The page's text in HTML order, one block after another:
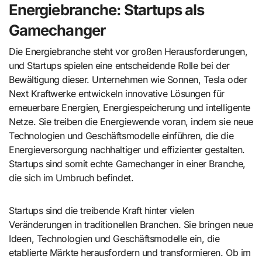
Energiebranche: Startups als
Gamechanger
Die Energiebranche steht vor großen Herausforderungen,
und Startups spielen eine entscheidende Rolle bei der
Bewältigung dieser. Unternehmen wie Sonnen, Tesla oder
Next Kraftwerke entwickeln innovative Lösungen für
erneuerbare Energien, Energiespeicherung und intelligente
Netze. Sie treiben die Energiewende voran, indem sie neue
Technologien und Geschäftsmodelle einführen, die die
Energieversorgung nachhaltiger und effizienter gestalten.
Startups sind somit echte Gamechanger in einer Branche,
die sich im Umbruch befindet.
Startups sind die treibende Kraft hinter vielen
Veränderungen in traditionellen Branchen. Sie bringen neue
Ideen, Technologien und Geschäftsmodelle ein, die
etablierte Märkte herausfordern und transformieren. Ob im